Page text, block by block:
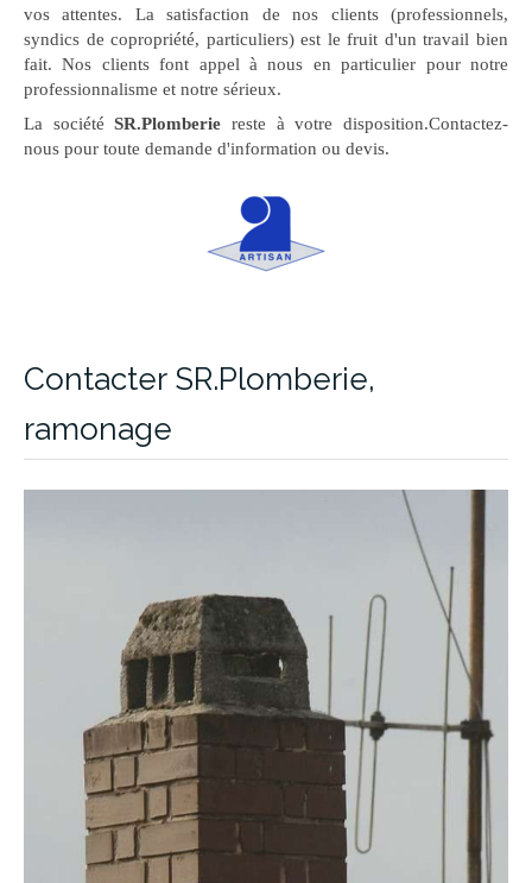
vos attentes. La satisfaction de nos clients (professionnels,
syndics de copropriété, particuliers) est le fruit d'un travail bien
fait. Nos clients font appel à nous en particulier pour notre
professionnalisme et notre sérieux.
La sociétéSR.Plomberie reste à votre disposition.Contactez-
nous pour toute demande d'information ou devis.
Contacter SR.Plomberie,
ramonage